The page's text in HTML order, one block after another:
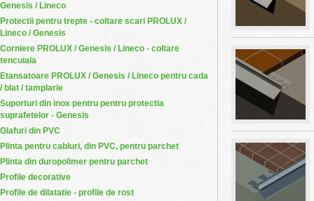
Genesis / Lineco
Protectii pentru trepte - coltare scari PROLUX /
Lineco / Genesis
Corniere PROLUX / Genesis / Lineco - coltare
tencuiala
Etansatoare PROLUX / Genesis / Lineco pentru cada
/ blat / tamplarie
Suporturi din inox pentru pentru protectia
suprafetelor - Genesis
Glafuri din PVC
Plinta pentru cabluri, din PVC, pentru parchet
Plinta din duropolimer pentru parchet
Profile decorative
Profile de dilatatie - profile de rost